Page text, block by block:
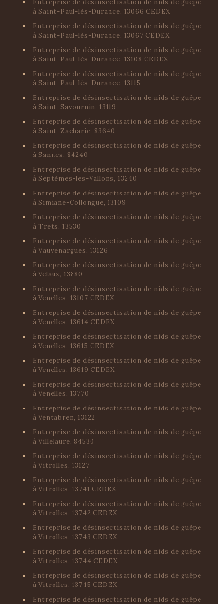
Entreprise de désinsectisation de nids de guêpe
à Saint-Paul-lès-Durance, 13066 CEDEX
Entreprise de désinsectisation de nids de guêpe
à Saint-Paul-lès-Durance, 13067 CEDEX
Entreprise de désinsectisation de nids de guêpe
à Saint-Paul-lès-Durance, 13108 CEDEX
Entreprise de désinsectisation de nids de guêpe
à Saint-Paul-lès-Durance, 13115
Entreprise de désinsectisation de nids de guêpe
à Saint-Savournin, 13119
Entreprise de désinsectisation de nids de guêpe
à Saint-Zacharie, 83640
Entreprise de désinsectisation de nids de guêpe
à Sannes, 84240
Entreprise de désinsectisation de nids de guêpe
à Septèmes-les-Vallons, 13240
Entreprise de désinsectisation de nids de guêpe
à Simiane-Collongue, 13109
Entreprise de désinsectisation de nids de guêpe
à Trets, 13530
Entreprise de désinsectisation de nids de guêpe
à Vauvenargues, 13126
Entreprise de désinsectisation de nids de guêpe
à Velaux, 13880
Entreprise de désinsectisation de nids de guêpe
à Venelles, 13107 CEDEX
Entreprise de désinsectisation de nids de guêpe
à Venelles, 13614 CEDEX
Entreprise de désinsectisation de nids de guêpe
à Venelles, 13615 CEDEX
Entreprise de désinsectisation de nids de guêpe
à Venelles, 13619 CEDEX
Entreprise de désinsectisation de nids de guêpe
à Venelles, 13770
Entreprise de désinsectisation de nids de guêpe
à Ventabren, 13122
Entreprise de désinsectisation de nids de guêpe
à Villelaure, 84530
Entreprise de désinsectisation de nids de guêpe
à Vitrolles, 13127
Entreprise de désinsectisation de nids de guêpe
à Vitrolles, 13741 CEDEX
Entreprise de désinsectisation de nids de guêpe
à Vitrolles, 13742 CEDEX
Entreprise de désinsectisation de nids de guêpe
à Vitrolles, 13743 CEDEX
Entreprise de désinsectisation de nids de guêpe
à Vitrolles, 13744 CEDEX
Entreprise de désinsectisation de nids de guêpe
à Vitrolles, 13745 CEDEX
Entreprise de désinsectisation de nids de guêpe